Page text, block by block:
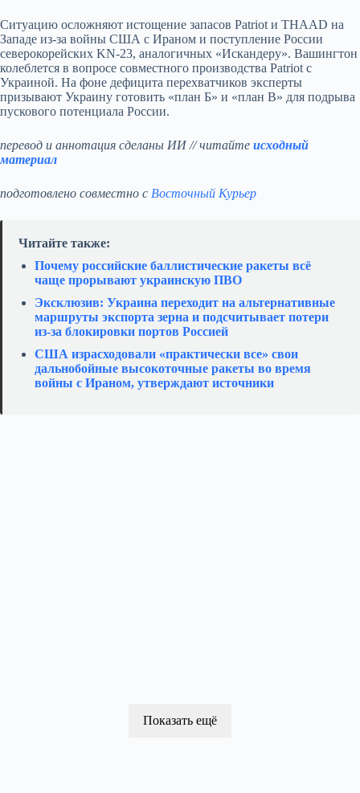
Ситуацию осложняют истощение запасов Patriot и THAAD на
Западе из‑за войны США с Ираном и поступление России
северокорейских KN‑23, аналогичных «Искандеру». Вашингтон
колеблется в вопросе совместного производства Patriot с
Украиной. На фоне дефицита перехватчиков эксперты
призывают Украину готовить «план Б» и «план В» для подрыва
пускового потенциала России.
перевод и аннотация сделаны ИИ // читайте исходный
материал
подготовлено совместно с Восточный Курьер
Читайте также:
Почему российские баллистические ракеты всё
чаще прорывают украинскую ПВО
Эксклюзив: Украина переходит на альтернативные
маршруты экспорта зерна и подсчитывает потери
из‑за блокировки портов Россией
США израсходовали «практически все» свои
дальнобойные высокоточные ракеты во время
войны с Ираном, утверждают источники
Показать ещё